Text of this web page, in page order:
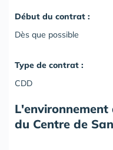
Début du contrat :
Dès que possible
Type de contrat :
CDD
du Centre de